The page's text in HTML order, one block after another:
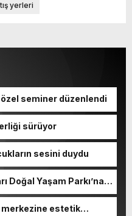
yerleri
özel seminer düzenlendi
sürüyor
sesini duydu
Doğal Yaşam Parkı’na
merkezine estetik